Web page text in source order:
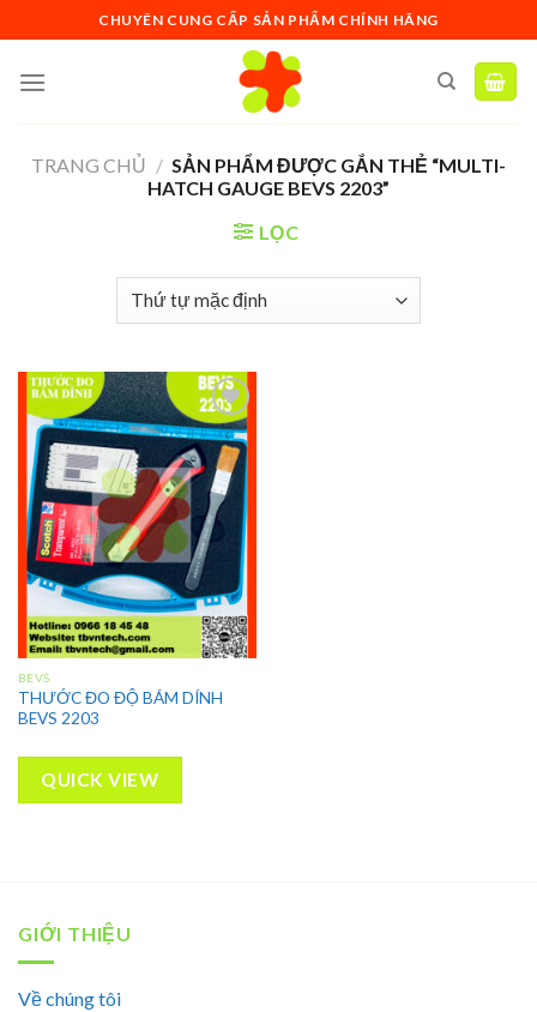
to
content
CHUYÊN CUNG CẤP SẢN PHẨM CHÍNH HÃNG
TRANG CHỦ / SẢN PHẨM ĐƯỢC GẮN THẺ “MULTI-
HATCH GAUGE BEVS 2203”
LỌC
Add to
wishlist
BEVS
THƯỚC ĐO ĐỘ BÁM DÍNH
BEVS 2203
QUICK VIEW
GIỚI THIỆU
Về chúng tôi